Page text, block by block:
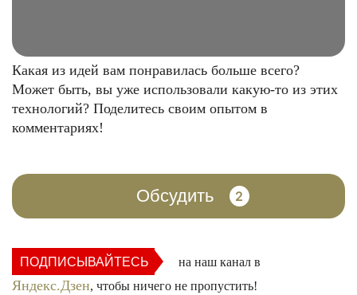
Какая из идей вам понравилась больше всего?
Может быть, вы уже использовали какую-то из этих
технологий? Поделитесь своим опытом в
комментариях!
Обсудить 2
ПОДПИСЫВАЙТЕСЬ на наш канал в
Яндекс.Дзен, чтобы ничего не пропустить!